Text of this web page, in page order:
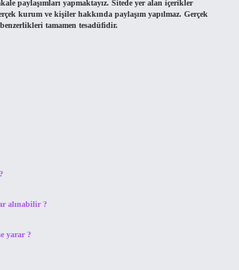
paylaşımları yapmaktayız. Sitede yer alan içerikler
kurum ve kişiler hakkında paylaşım yapılmaz. Gerçek
tamamen tesadüfidir.
alınabilir ?
yarar ?